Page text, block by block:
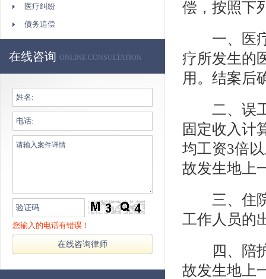
医疗纠纷
债务追偿
在线咨询 ONLINE CONSULTATION
您输入的电话有错误！
第一次跟谭律师打交道，发生这样的事情是谁都
第一次跟谭律师打交道，发生这样的事情是谁都
不愿意看到了，在我最伤心绝望的时候，是余律
师用法律维权的意。
吴先生
2012-12-12 14:40
偿，按照下
一、医疗
疗所发生的
用。结案后
二、误工
固定收入计
均工资3倍
故发生地上
三、住院
工作人员的
四、陪护
故发生地上